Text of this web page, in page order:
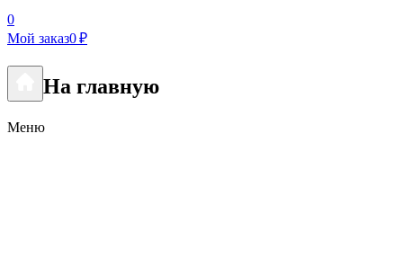
0
Мой заказ0 ₽
На главную
Меню